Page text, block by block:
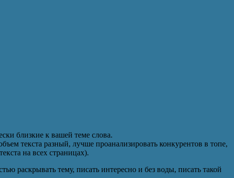
близкие к вашей теме слова.
текста разный, лучше проанализировать конкурентов в топе,
на всех страницах).
раскрывать тему, писать интересно и без воды, писать такой